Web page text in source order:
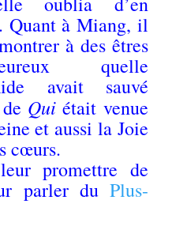
Quant à Miang, il
à des êtres
quelle
avait sauvé
Qui était venue
et aussi la Joie
cœurs.
promettre de
parler du Plus-